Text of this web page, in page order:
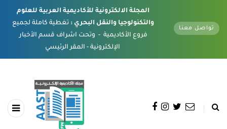
المجلة الالكترونية للأكاديمية العربية للعلوم
والتكنولوجيا والنقل البحري : تغطية كاملة لجميع
فروع الأكاديمية - وتحت اشراف قسم الأخبار
تواصل معنا